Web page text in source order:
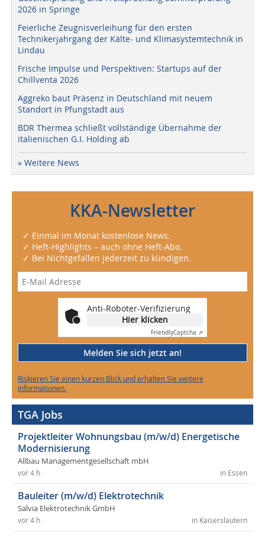
2026 in Springe
Feierliche Zeugnisverleihung für den ersten
Technikerjahrgang der Kälte- und Klimasystemtechnik in
Lindau
Frische Impulse und Perspektiven: Startups auf der
Chillventa 2026
Aggreko baut Präsenz in Deutschland mit neuem
Standort in Pfungstadt aus
BDR Thermea schließt vollständige Übernahme der
italienischen G.I. Holding ab
» Weitere News
KKA-Newsletter
✓ Einmal im Monat kostenlose News.
✓ Heft-Highlights – auch ohne Heft-Abo.
✓ Bei Nichtgefallen jederzeit zu kündigen.
Anti-Roboter-Verifizierung
Hier klicken
FriendlyCaptcha ⇗
Melden Sie sich jetzt an!
Riskieren Sie einen kurzen Blick und erhalten Sie weitere
Informationen.
TGA Jobs
Projektleiter Wohnungsbau (m/w/d) Energetische
Modernisierung
Allbau Managementgesellschaft mbH
in Essen
vor 4 h
Bauleiter (m/w/d) Elektrotechnik
Salvia Elektrotechnik GmbH
in Kaiserslautern
vor 4 h